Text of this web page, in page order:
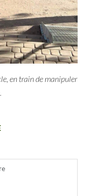
en train de manipuler